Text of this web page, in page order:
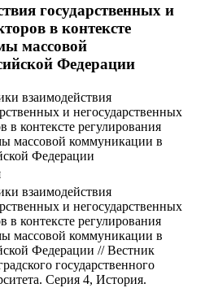
государственных и
в контексте
массовой
Федерации
взаимодействия
и негосударственных
в контексте регулирования
массовой коммуникации в
Федерации
взаимодействия
и негосударственных
в контексте регулирования
массовой коммуникации в
Федерации // Вестник
государственного
Серия 4, История.